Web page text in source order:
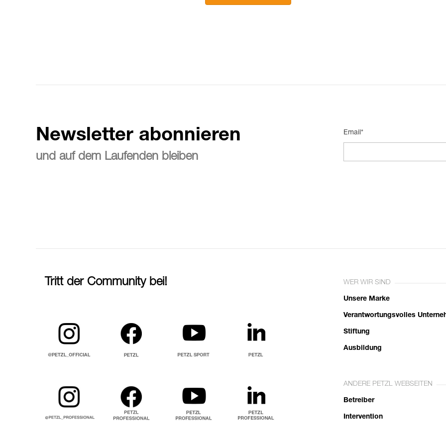
Newsletter abonnieren
und auf dem Laufenden bleiben
Email*
Tritt der Community bei! WER WIR SIND
Unsere Marke
Verantwortungsvolles
Stiftung
Ausbildung
ANDERE PETZL WEBSEITEN
Betreiber
Intervention